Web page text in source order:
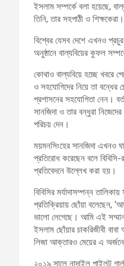
ইসলাম সম্পর্কে বলা হয়েছে,
তিনি, তার সহপাঠী ও শিক্ষকেরা।
বিশ্বের যেসব দেশে এখনও প্রচুর
অনুষ্ঠানে বাল্যবিয়ের কুফল
কোথাও বাল্যবিয়ে হচ্ছে খবরে
ও সহযোগিদের নিয়ে তা বন্ধের
প্রশাসনের সহযোগিতা নেন।
সানজিদা ও তার বন্ধুরা
পরিচয় দেন।
ময়মনসিংহের সানজিদা এখনও
প্রতিরোধ করেছেন বলে বিবিসি-র
প্রতিবেদনে উল্লেখ করা হয়।
বিবিসির মর্যাদাসম্পন্ন
প্রতিক্রিয়ায় ছোঁয়া বলেছেন,
ভালো লেগেছে। আমি এই
ইসলাম ছোঁয়ার চাকরিজীবী
লিজা আক্তারও মেয়ের এ অর্জনে
২০১৯ সালে নান্দাইল পাইলট